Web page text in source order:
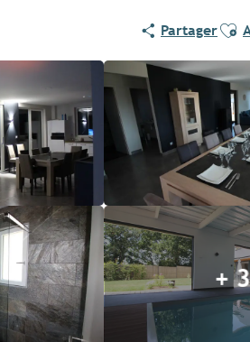
Partager
+ 3